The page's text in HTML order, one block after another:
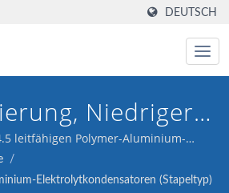
DEUTSCH
Niedriger
Temperatur,
leitfähigen Polymer-Aluminium-
sind für DC-DC-Wandler,
konzipiert.
/
Elektrolytkondensatoren (Stapeltyp)